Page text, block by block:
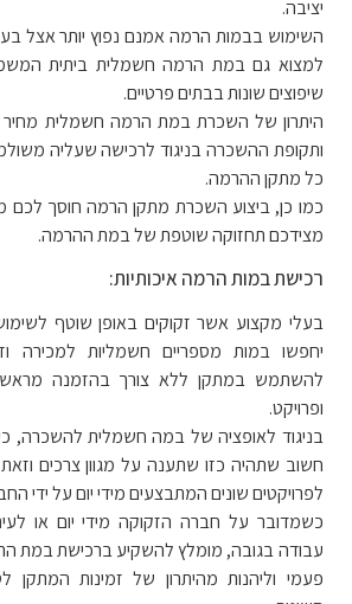
יציבה.
השימוש בבמות הרמה אמנם נפוץ יותר אצל
למצוא גם במת הרמה חשמלית ביתית
שיפוצים שונות בבתים פרטיים.
היתרון של השכרת במת הרמה חשמלית
ותקופת ההשכרה בניגוד לרכישה שעליה
כל מתקן ההרמה.
כמו כן, ביצוע השכרת מתקן הרמה חוסך לכם
מצידכם תחזוקה שוטפת של במת ההרמה.
רכישת במות הרמה איכותיות:
בעלי מקצוע אשר זקוקים באופן שוטף
יחפשו במות מספריים חשמליות למכירה
להשתמש במתקן ללא צורך בהזמנה
ופרויקט.
בניגוד לאופציה של במה חשמלית להשכרה,
חשוב שתהיה כזו שתענה על מגוון צרכים
לפרויקטים שונים המתבצעים מידי יום על ידי
כשמדובר על חברה הזקוקה מידי יום או
עבודה בגובה, מומלץ להשקיע ברכישת במת
פעמי וליהנות מהיתרון של זמינות המתקן